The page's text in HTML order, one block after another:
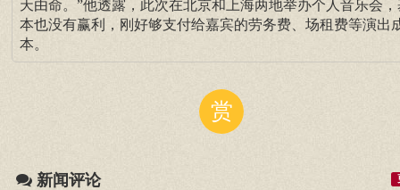
天由命。”他透露，此次在北京和上海两地举办个人音乐会，
本也没有赢利，刚好够支付给嘉宾的劳务费、场租费等演出
本。
赏
新闻评论